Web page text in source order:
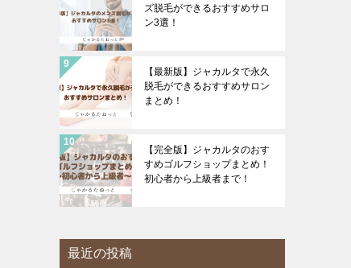
ズ脱毛ができるおすすめサロ
ン3選！
【最新版】ジャカルタで永久
脱毛ができるおすすめサロン
まとめ！
【完全版】ジャカルタのおす
すめゴルフショップまとめ！
初心者から上級者まで！
最近の投稿